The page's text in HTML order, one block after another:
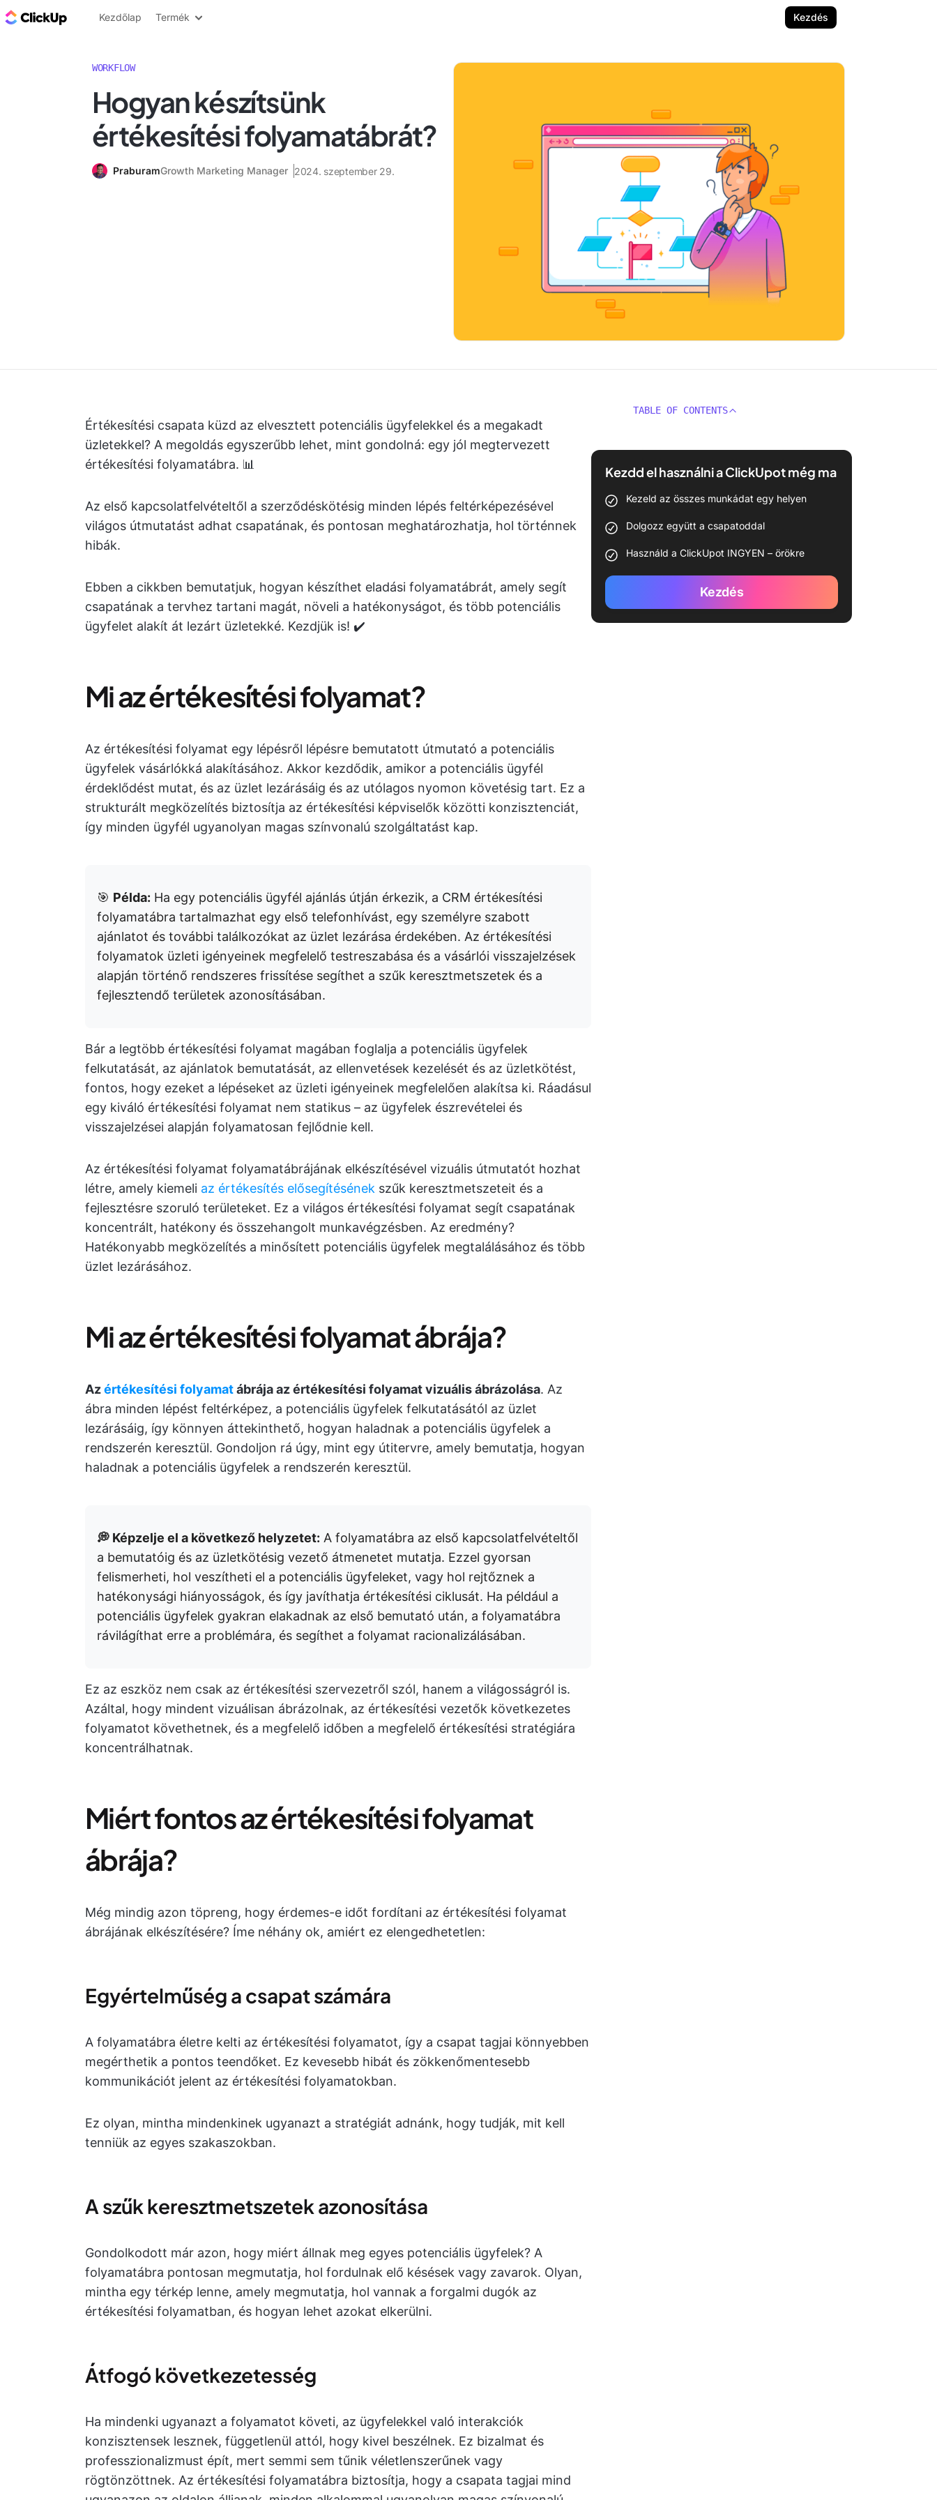
ClickUp blog
Kezdőlap Termék Kezdés
WORKFLOW
Hogyan készítsünk
értékesítési folyamatábrát?
PraburamGrowth Marketing Manager 2024. szeptember 29.
Értékesítési csapata küzd az elvesztett potenciális ügyfelekkel és a megakadt
üzletekkel? A megoldás egyszerűbb lehet, mint gondolná: egy jól megtervezett
értékesítési folyamatábra. 📊
Az első kapcsolatfelvételtől a szerződéskötésig minden lépés feltérképezésével
világos útmutatást adhat csapatának, és pontosan meghatározhatja, hol történnek
hibák.
Ebben a cikkben bemutatjuk, hogyan készíthet eladási folyamatábrát, amely segít
csapatának a tervhez tartani magát, növeli a hatékonyságot, és több potenciális
ügyfelet alakít át lezárt üzletekké. Kezdjük is! ✔️
Mi az értékesítési folyamat?
Az értékesítési folyamat egy lépésről lépésre bemutatott útmutató a potenciális
ügyfelek vásárlókká alakításához. Akkor kezdődik, amikor a potenciális ügyfél
érdeklődést mutat, és az üzlet lezárásáig és az utólagos nyomon követésig tart. Ez a
strukturált megközelítés biztosítja az értékesítési képviselők közötti konzisztenciát,
így minden ügyfél ugyanolyan magas színvonalú szolgáltatást kap.
🎯 Példa: Ha egy potenciális ügyfél ajánlás útján érkezik, a CRM értékesítési
folyamatábra tartalmazhat egy első telefonhívást, egy személyre szabott
ajánlatot és további találkozókat az üzlet lezárása érdekében. Az értékesítési
folyamatok üzleti igényeinek megfelelő testreszabása és a vásárlói visszajelzések
alapján történő rendszeres frissítése segíthet a szűk keresztmetszetek és a
fejlesztendő területek azonosításában.
Bár a legtöbb értékesítési folyamat magában foglalja a potenciális ügyfelek
felkutatását, az ajánlatok bemutatását, az ellenvetések kezelését és az üzletkötést,
fontos, hogy ezeket a lépéseket az üzleti igényeinek megfelelően alakítsa ki. Ráadásul
egy kiváló értékesítési folyamat nem statikus – az ügyfelek észrevételei és
visszajelzései alapján folyamatosan fejlődnie kell.
Az értékesítési folyamat folyamatábrájának elkészítésével vizuális útmutatót hozhat
létre, amely kiemeli az értékesítés elősegítésének szűk keresztmetszeteit és a
fejlesztésre szoruló területeket. Ez a világos értékesítési folyamat segít csapatának
koncentrált, hatékony és összehangolt munkavégzésben. Az eredmény?
Hatékonyabb megközelítés a minősített potenciális ügyfelek megtalálásához és több
üzlet lezárásához.
Mi az értékesítési folyamat ábrája?
Azértékesítési folyamatábrája az értékesítési folyamat vizuális ábrázolása. Az
ábra minden lépést feltérképez, a potenciális ügyfelek felkutatásától az üzlet
lezárásáig, így könnyen áttekinthető, hogyan haladnak a potenciális ügyfelek a
rendszerén keresztül. Gondoljon rá úgy, mint egy útitervre, amely bemutatja, hogyan
haladnak a potenciális ügyfelek a rendszerén keresztül.
💭 Képzelje el a következő helyzetet: A folyamatábra az első kapcsolatfelvételtől
a bemutatóig és az üzletkötésig vezető átmenetet mutatja. Ezzel gyorsan
felismerheti, hol veszítheti el a potenciális ügyfeleket, vagy hol rejtőznek a
hatékonysági hiányosságok, és így javíthatja értékesítési ciklusát. Ha például a
potenciális ügyfelek gyakran elakadnak az első bemutató után, a folyamatábra
rávilágíthat erre a problémára, és segíthet a folyamat racionalizálásában.
Ez az eszköz nem csak az értékesítési szervezetről szól, hanem a világosságról is.
Azáltal, hogy mindent vizuálisan ábrázolnak, az értékesítési vezetők következetes
folyamatot követhetnek, és a megfelelő időben a megfelelő értékesítési stratégiára
koncentrálhatnak.
Miért fontos az értékesítési folyamat
ábrája?
Még mindig azon töpreng, hogy érdemes-e időt fordítani az értékesítési folyamat
ábrájának elkészítésére? Íme néhány ok, amiért ez elengedhetetlen:
Egyértelműség a csapat számára
A folyamatábra életre kelti az értékesítési folyamatot, így a csapat tagjai könnyebben
megérthetik a pontos teendőket. Ez kevesebb hibát és zökkenőmentesebb
kommunikációt jelent az értékesítési folyamatokban.
Ez olyan, mintha mindenkinek ugyanazt a stratégiát adnánk, hogy tudják, mit kell
tenniük az egyes szakaszokban.
A szűk keresztmetszetek azonosítása
Gondolkodott már azon, hogy miért állnak meg egyes potenciális ügyfelek? A
folyamatábra pontosan megmutatja, hol fordulnak elő késések vagy zavarok. Olyan,
mintha egy térkép lenne, amely megmutatja, hol vannak a forgalmi dugók az
értékesítési folyamatban, és hogyan lehet azokat elkerülni.
Átfogó következetesség
Ha mindenki ugyanazt a folyamatot követi, az ügyfelekkel való interakciók
konzisztensek lesznek, függetlenül attól, hogy kivel beszélnek. Ez bizalmat és
professzionalizmust épít, mert semmi sem tűnik véletlenszerűnek vagy
rögtönzöttnek. Az értékesítési folyamatábra biztosítja, hogy a csapata tagjai mind
TABLE OF CONTENTS
Kezdd el használni a ClickUpot még ma
Kezeld az összes munkádat egy helyen
Dolgozz együtt a csapatoddal
Használd a ClickUpot INGYEN – örökre
Kezdés